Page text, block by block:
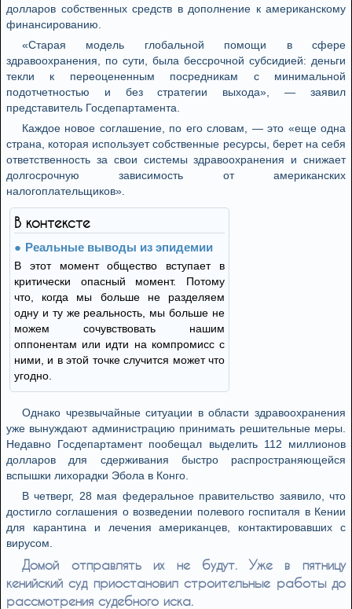
долларов собственных средств в дополнение к американскому
финансированию.
«Старая модель глобальной помощи в сфере
здравоохранения, по сути, была бессрочной субсидией: деньги
текли к переоцененным посредникам с минимальной
подотчетностью и без стратегии выхода», — заявил
представитель Госдепартамента.
Каждое новое соглашение, по его словам, — это «еще одна
страна, которая использует собственные ресурсы, берет на себя
ответственность за свои системы здравоохранения и снижает
долгосрочную зависимость от американских
налогоплательщиков».
В контексте
Реальные выводы из эпидемии
В этот момент общество вступает в
критически опасный момент. Потому
что, когда мы больше не разделяем
одну и ту же реальность, мы больше не
можем сочувствовать нашим
оппонентам или идти на компромисс с
ними, и в этой точке случится может что
угодно.
Однако чрезвычайные ситуации в области здравоохранения
уже вынуждают администрацию принимать решительные меры.
Недавно Госдепартамент пообещал выделить 112 миллионов
долларов для сдерживания быстро распространяющейся
вспышки лихорадки Эбола в Конго.
В четверг, 28 мая федеральное правительство заявило, что
достигло соглашения о возведении полевого госпиталя в Кении
для карантина и лечения американцев, контактировавших с
вирусом.
Домой отправлять их не будут. Уже в пятницу
кенийский суд приостановил строительные работы до
рассмотрения судебного иска.